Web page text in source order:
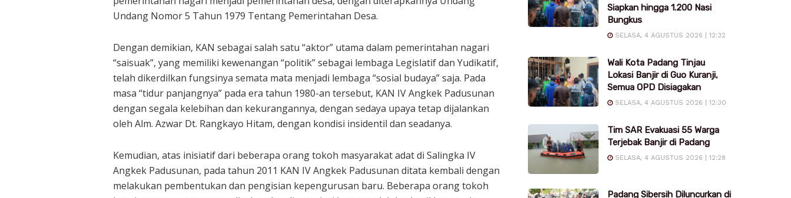
Undang Nomor 5 Tahun 1979 Tentang Pemerintahan Desa.
Dengan demikian, KAN sebagai salah satu “aktor” utama dalam pemerintahan nagari
“saisuak”, yang memiliki kewenangan “politik” sebagai lembaga Legislatif dan Yudikatif,
telah dikerdilkan fungsinya semata mata menjadi lembaga “sosial budaya” saja. Pada
masa “tidur panjangnya” pada era tahun 1980-an tersebut, KAN IV Angkek Padusunan
dengan segala kelebihan dan kekurangannya, dengan sedaya upaya tetap dijalankan
oleh Alm. Azwar Dt. Rangkayo Hitam, dengan kondisi insidentil dan seadanya.
Kemudian, atas inisiatif dari beberapa orang tokoh masyarakat adat di Salingka IV
Angkek Padusunan, pada tahun 2011 KAN IV Angkek Padusunan ditata kembali dengan
melakukan pembentukan dan pengisian kepengurusan baru. Beberapa orang tokoh
Siapkan hingga 1.200 Nasi
Bungkus
SELASA, 4 AGUSTUS 2026 | 12:32
Wali Kota Padang Tinjau
Lokasi Banjir di Guo Kuranji,
Semua OPD Disiagakan
SELASA, 4 AGUSTUS 2026 | 12:30
Tim SAR Evakuasi 55 Warga
Terjebak Banjir di Padang
SELASA, 4 AGUSTUS 2026 | 12:28
Padang Sibersih Diluncurkan di